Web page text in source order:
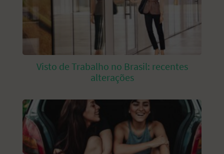
Visto de Trabalho no Brasil: recentes
alterações